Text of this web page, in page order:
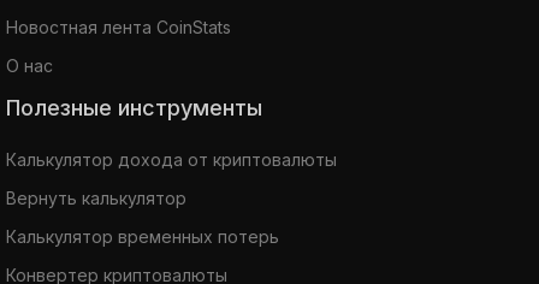
Новостная лента CoinStats
О нас
Полезные инструменты
Калькулятор дохода от криптовалюты
Вернуть калькулятор
Калькулятор временных потерь
Конвертер криптовалюты